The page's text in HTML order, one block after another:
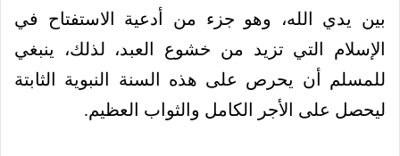
بين يدي الله، وهو جزء من أدعية الاستفتاح في
الإسلام التي تزيد من خشوع العبد، لذلك، ينبغي
للمسلم أن يحرص على هذه السنة النبوية الثابتة
ليحصل على الأجر الكامل والثواب العظيم.